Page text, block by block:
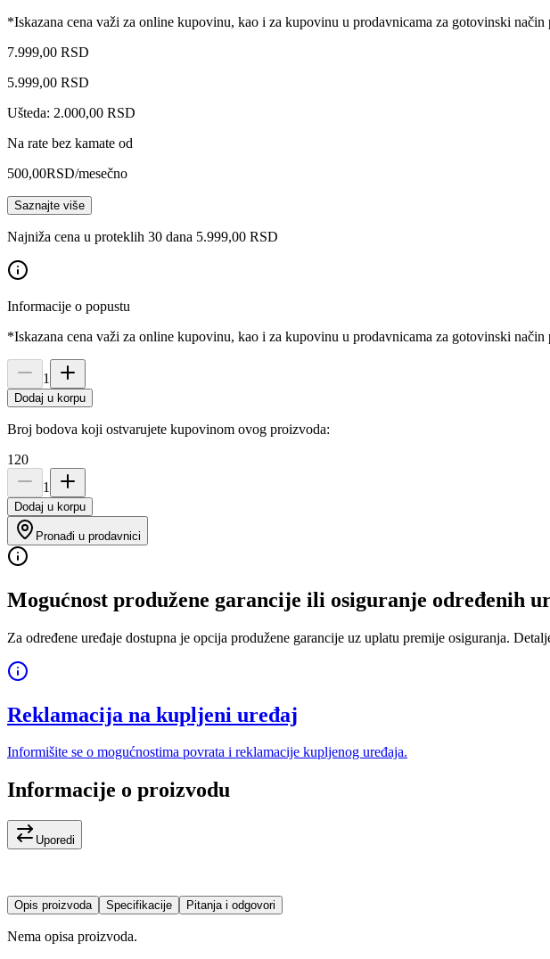
*Iskazana cena važi za online kupovinu, kao i za kupovinu u prodavnicama za gotovinski način
7.999,00 RSD
5.999,00 RSD
Ušteda: 2.000,00 RSD
Na rate bez kamate od
500,00RSD/mesečno
Saznajte više
Najniža cena u proteklih 30 dana 5.999,00 RSD
Informacije o popustu
*Iskazana cena važi za online kupovinu, kao i za kupovinu u prodavnicama za gotovinski način
1
Dodaj u korpu
Broj bodova koji ostvarujete kupovinom ovog proizvoda:
120
1
Dodaj u korpu
Pronađi u prodavnici
Mogućnost produžene garancije ili osiguranje određenih
Za određene uređaje dostupna je opcija produžene garancije uz uplatu premije osiguranja.
Reklamacija na kupljeni uređaj
Informišite se o mogućnostima povrata i reklamacije kupljenog uređaja.
Informacije o proizvodu
Uporedi
Opis proizvoda Specifikacije Pitanja i odgovori
Nema opisa proizvoda.